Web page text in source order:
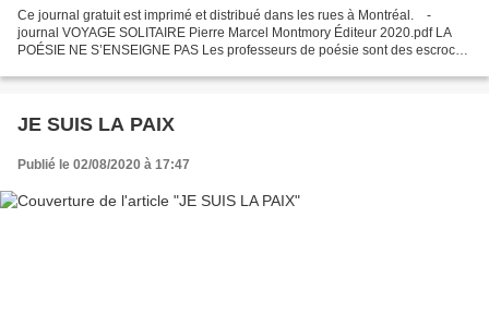
Ce journal gratuit est imprimé et distribué dans les rues à Montréal. -
journal VOYAGE SOLITAIRE Pierre Marcel Montmory Éditeur 2020.pdf LA
POÉSIE NE S’ENSEIGNE PAS Les professeurs de poésie sont des escrocs
JE SUIS LA PAIX
Publié le 02/08/2020 à 17:47